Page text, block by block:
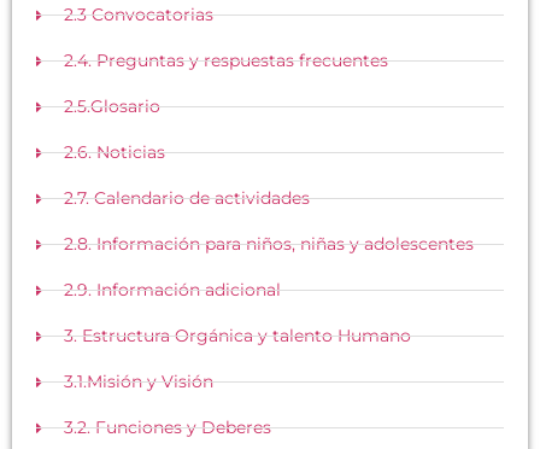
2.3 Convocatorias
2.4. Preguntas y respuestas frecuentes
2.5.Glosario
2.6. Noticias
2.7. Calendario de actividades
2.8. Información para niños, niñas y adolescentes
2.9. Información adicional
3. Estructura Orgánica y talento Humano
3.1.Misión y Visión
3.2. Funciones y Deberes